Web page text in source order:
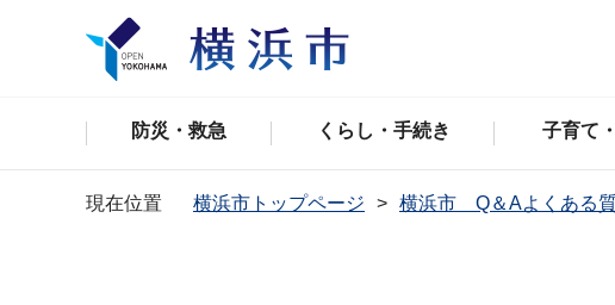
防災・救急 くらし・手続き 子育て
現在位置 横浜市トップページ 横浜市 Q＆Aよくある